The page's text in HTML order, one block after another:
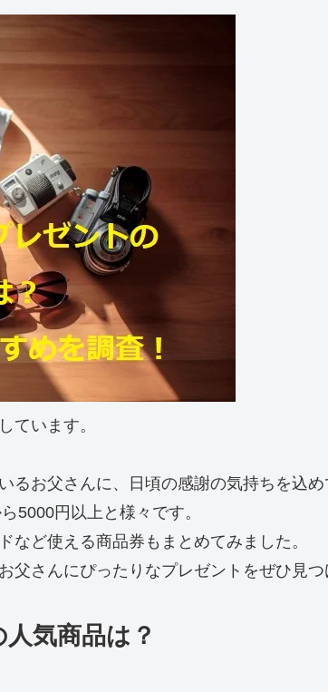
ています。
お父さんに、日頃の感謝の気持ちを込め
5000円以上と様々です。
ど使える商品券もまとめてみました。
父さんにぴったりなプレゼントをぜひ見
気商品は？